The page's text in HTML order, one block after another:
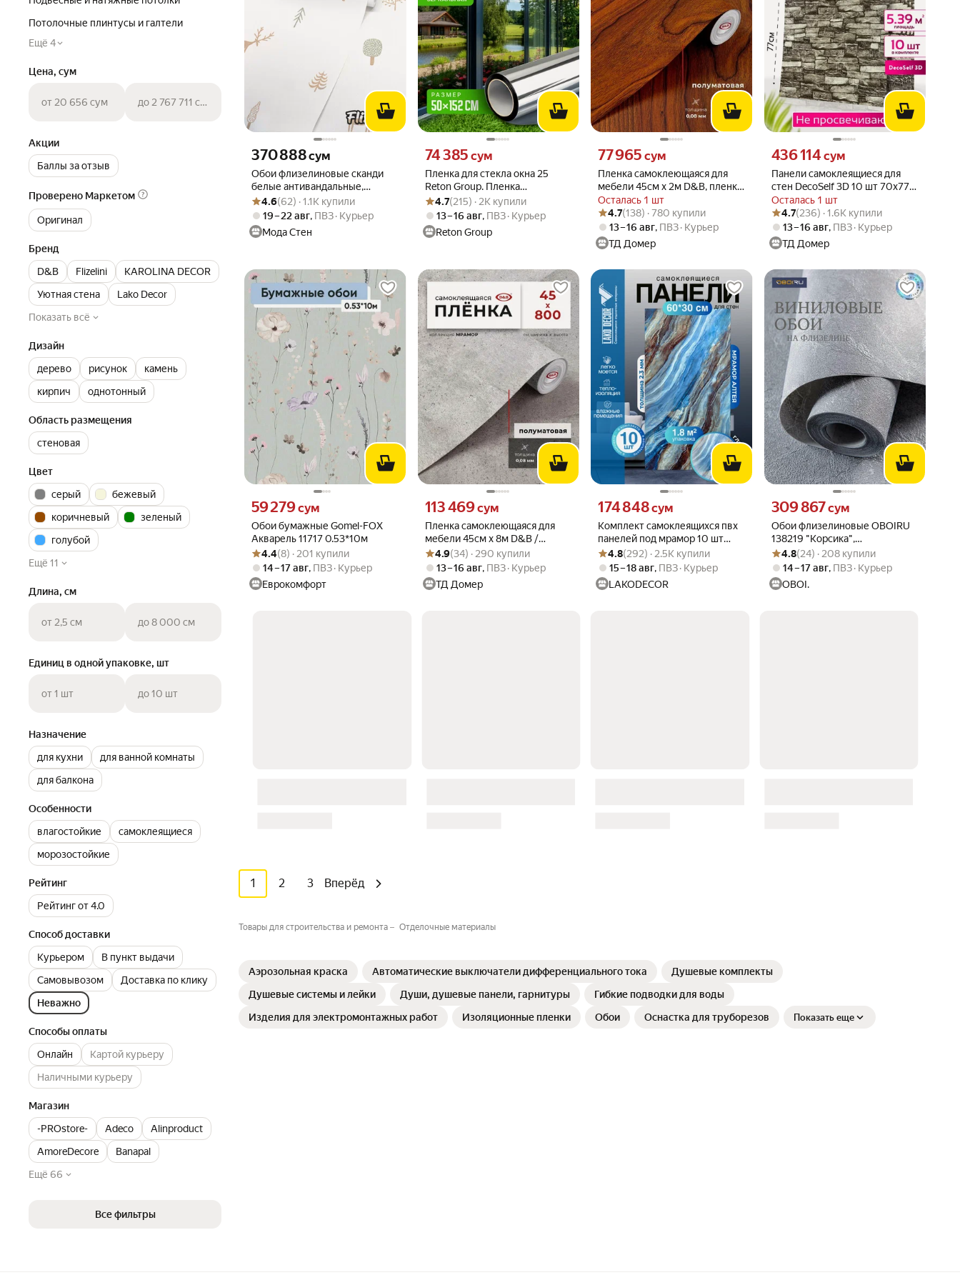
Потолочные плинтусы и галтели
Ещё 4
Цена, сум
от 20 656 сум до 2 767 711 сум
Акции
Баллы за отзыв
Проверено Маркетом
Оригинал
Бренд
D&B
Flizelini
KAROLINA DECOR
Уютная стена
Lako Decor
Показать всё
Дизайн
дерево
рисунок
камень
кирпич
однотонный
Область размещения
стеновая
Цвет
серый
бежевый
коричневый
зеленый
голубой
Ещё 11
Длина, см
от 2,5 см до 8 000 см
Единиц в одной упаковке, шт
от 1 шт до 10 шт
Назначение
для кухни
для ванной комнаты
для балкона
Особенности
влагостойкие
самоклеящиеся
морозостойкие
Рейтинг
Рейтинг от 4.0
Способ доставки
Курьером
В пункт выдачи
Самовывозом
Доставка по клику
Неважно
Способы оплаты
Онлайн
Картой курьеру
Наличными курьеру
Магазин
-PROstore-
Adeco
Alinproduct
AmoreDecore
Banapal
Ещё 66
Все фильтры
Обои флизелиновые сканди
белые антивандальные,
метровые, Scandy (Flizelini,
2158-11)
Цена 370888 сум вместо
370 888сум
Рейтинг товара: 4.6 из 5
Оценок: (62) · 1.1K купили
4.6(62) · 1.1K купили
19 – 22 авг, ПВЗ Курьер
Мода Стен
Пленка для стекла окна 25
Reton Group. Пленка
солнцезащитная на окно
(серебристая) , размер -
50х152 см
Цена 74385 сум вместо
74 385 сум
Рейтинг товара: 4.7 из 5
Оценок: (215) · 2K купили
4.7(215) · 2K купили
13 – 16 авг, ПВЗ Курьер
Reton Group
Пленка самоклеющаяся для
мебели 45см х 2м D&B, пленка
самоклеящаяся для кухни,
дерево темное
Осталась 1 шт
Цена 77965 сум вместо
77 965 сум
Рейтинг товара: 4.7 из 5
Оценок: (138) · 780 купили
4.7(138) · 780 купили
13 – 16 авг, ПВЗ Курьер
ТД Домер
Панели самоклеящиеся для
стен DecoSelf 3D 10 шт 70х77
см, Стеновые панели
самоклеющиеся для декора,
серый кирпич
Осталась 1 шт
Цена 436114 сум вместо
436 114 сум
Рейтинг товара: 4.7 из 5
Оценок: (236) · 1.6K купили
4.7(236) · 1.6K купили
13 – 16 авг, ПВЗ Курьер
ТД Домер
Обои бумажные Gomel-FOX
Акварель 11717 0.53*10м
Цена 59279 сум вместо
59 279сум
Рейтинг товара: 4.4 из 5
Оценок: (8) · 201 купили
4.4(8) · 201 купили
14 – 17 авг, ПВЗ Курьер
Еврокомфорт
Пленка самоклеющаяся для
мебели 45см х 8м D&B /
пленка самоклеящаяся для
кухни, под бетон
Цена 113469 сум вместо
113 469сум
Рейтинг товара: 4.9 из 5
Оценок: (34) · 290 купили
4.9(34) · 290 купили
13 – 16 авг, ПВЗ Курьер
ТД Домер
Комплект самоклеящихся пвх
панелей под мрамор 10 шт
Мрамор Алтея (глянец)
Цена 174848 сум вместо
174 848сум
Рейтинг товара: 4.8 из 5
Оценок: (292) · 2.5K купили
4.8(292) · 2.5K купили
15 – 18 авг, ПВЗ Курьер
LAKODECOR
Обои флизелиновые OBOIRU
138219 "Корсика",
флизелиновые, виниловые,
для гостинной, кухни, спальни,
детской
Цена 309867 сум вместо
309 867сум
Рейтинг товара: 4.8 из 5
Оценок: (24) · 208 купили
4.8(24) · 208 купили
14 – 17 авг, ПВЗ Курьер
OBOI.
1 2 3 Вперёд
Товары для строительства и ремонта Отделочные материалы
Аэрозольная краска Автоматические выключатели дифференциального тока
Душевые комплекты
Душевые системы и лейки
Души, душевые панели, гарнитуры
Гибкие подводки для воды
Изделия для электромонтажных работ
Изоляционные пленки Обои Оснастка для труборезов Показать еще